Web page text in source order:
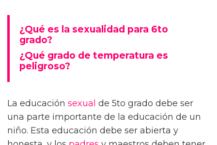
¿Qué es la sexualidad para 6to
grado?
¿Qué grado de temperatura es
peligroso?
La educación sexual de 5to grado debe ser
una parte importante de la educación de un
niño. Esta educación debe ser abierta y